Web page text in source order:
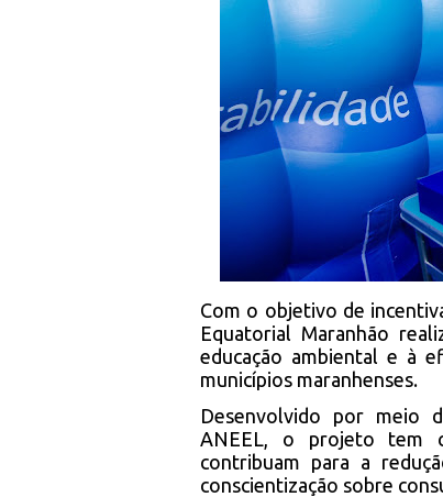
Com o objetivo de
Equatorial Maranhão
educação ambiental e à
municípios maranhenses.
Desenvolvido por meio
ANEEL, o projeto tem
contribuam para a
conscientização sobre